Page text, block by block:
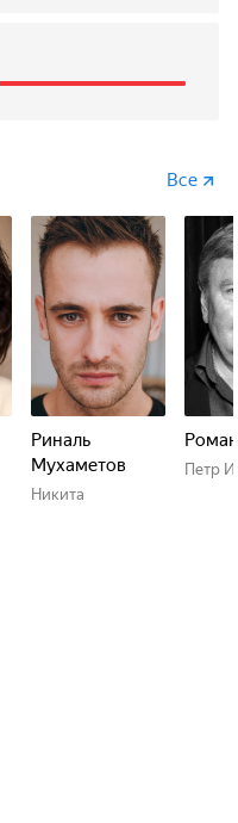
Все
Риналь
Мухаметов
Никита
Петр